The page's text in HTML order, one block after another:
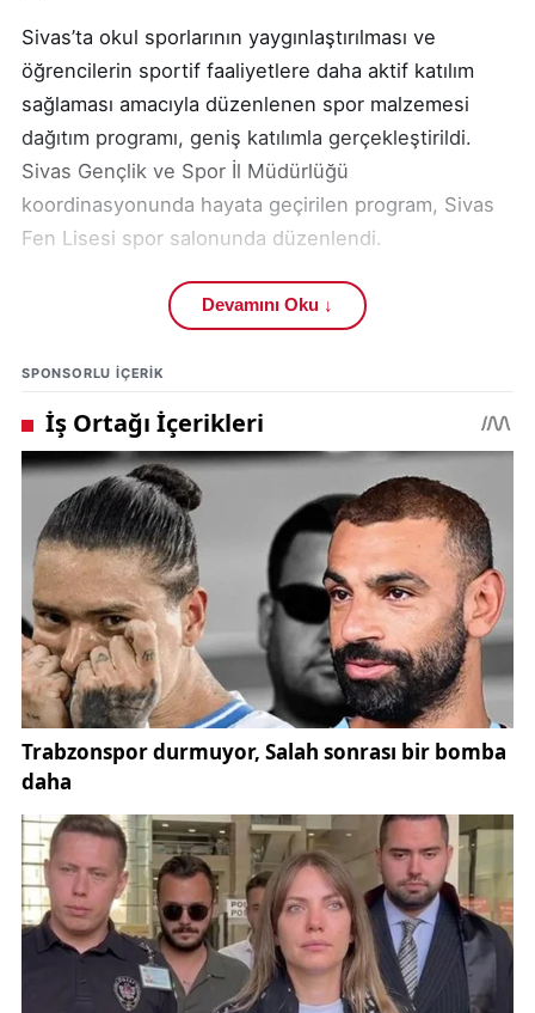
Sivas’ta okul sporlarının yaygınlaştırılması ve
öğrencilerin sportif faaliyetlere daha aktif katılım
sağlaması amacıyla düzenlenen spor malzemesi
dağıtım programı, geniş katılımla gerçekleştirildi.
Sivas Gençlik ve Spor İl Müdürlüğü
koordinasyonunda hayata geçirilen program, Sivas
Fen Lisesi spor salonunda düzenlendi.
Programa, Sivas Valisi Yılmaz Şimşek de katılarak
öğrencilerle bir araya geldi. Gençlerin sporla iç içe
bir eğitim süreci geçirmelerinin önemine dikkat
çeken Şimşek, dağıtımı yapılan spor ekipmanlarını
yerinde inceleyerek okul sporlarına katkı sunan
çalışmaları değerlendirdi.
Spor alanındaki bu destek çalışmaları, kentte eğitim
ve gençlik odaklı projelerle öne çıkanSivas
haberleri kategorisinde de geniş yer buluyor.
Program kapsamında öğrencilerle yakından ilgilenen
Sivas Valisi Yılmaz Şimşek, genç sporcularla sohbet
ederek onların hedef ve beklentilerini dinledi.
Sporun yalnızca fiziksel gelişime değil, aynı
zamanda disiplin, takım ruhu ve özgüven gibi
belirten Şimşek, öğrencilere başarı dileklerini iletti.
Vali Şimşek ve Gençlik ve Spor İl Müdürü Şahin
Ertem, etkinlik sırasında öğrencilerle birlikte
basketbol ve voleybol oynadı. Öğrencilerin yoğun
ilgisi ve heyecanı eşliğinde gerçekleşen
Devamını Oku ↓
SPONSORLU IÇERIK